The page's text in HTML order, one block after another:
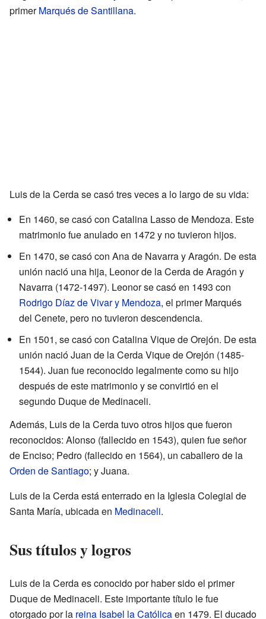
primerMarqués de Santillana.
Luis de la Cerda se casó tres veces a lo largo de su vida:
En 1460, se casó con Catalina Lasso de Mendoza. Este
matrimonio fue anulado en 1472 y no tuvieron hijos.
En 1470, se casó con Ana de Navarra y Aragón. De esta
unión nació una hija, Leonor de la Cerda de Aragón y
Navarra (1472-1497). Leonor se casó en 1493 con
Rodrigo Díaz de Vivar y Mendoza, el primer Marqués
del Cenete, pero no tuvieron descendencia.
En 1501, se casó con Catalina Vique de Orejón. De esta
unión nació Juan de la Cerda Vique de Orejón (1485-
1544). Juan fue reconocido legalmente como su hijo
después de este matrimonio y se convirtió en el
segundo Duque de Medinaceli.
Además, Luis de la Cerda tuvo otros hijos que fueron
reconocidos: Alonso (fallecido en 1543), quien fue señor
de Enciso; Pedro (fallecido en 1564), un caballero de la
Orden de Santiago; y Juana.
Luis de la Cerda está enterrado en la Iglesia Colegial de
Santa María, ubicada en Medinaceli.
Sus títulos y logros
Luis de la Cerda es conocido por haber sido el primer
Duque de Medinaceli. Este importante título le fue
otorgado por la reina Isabel la Católicaen 1479. El ducado